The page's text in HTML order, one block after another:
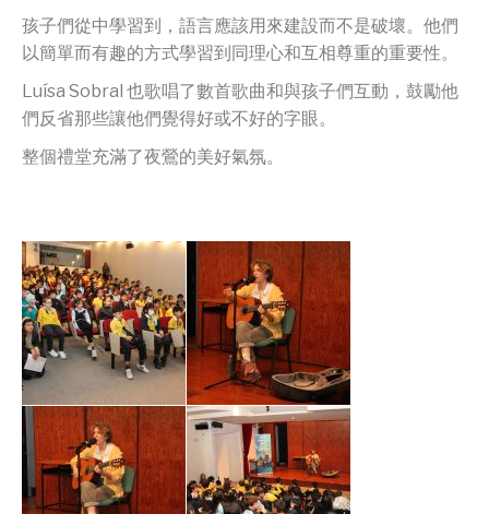
孩子們從中學習到，語言應該用來建設而不是破壞。他們
以簡單而有趣的方式學習到同理心和互相尊重的重要性。
Luísa Sobral 也歌唱了數首歌曲和與孩子們互動，鼓勵他
們反省那些讓他們覺得好或不好的字眼。
整個禮堂充滿了夜鶯的美好氣氛。